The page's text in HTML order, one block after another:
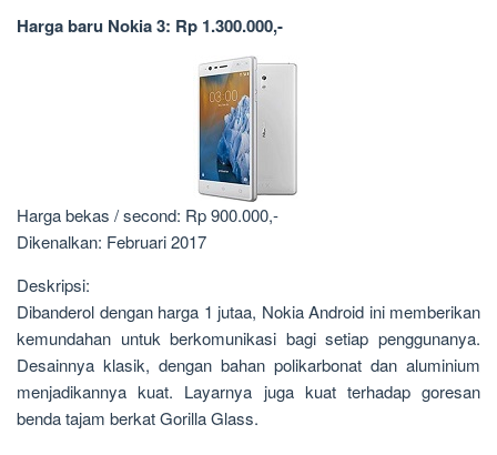
Harga baru Nokia 3: Rp 1.300.000,-
Harga bekas / second: Rp 900.000,-
Dikenalkan: Februari 2017
Deskripsi:
Dibanderol dengan harga 1 jutaa, Nokia Android ini memberikan
kemundahan untuk berkomunikasi bagi setiap penggunanya.
Desainnya klasik, dengan bahan polikarbonat dan aluminium
menjadikannya kuat. Layarnya juga kuat terhadap goresan
benda tajam berkat Gorilla Glass.